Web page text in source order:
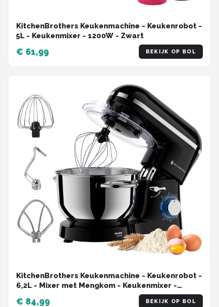
KitchenBrothers Keukenmachine - Keukenrobot -
5L - Keukenmixer - 1200W - Zwart
€ 61,99 BEKIJK OP BOL
KitchenBrothers Keukenmachine - Keukenrobot -
6,2L - Mixer met Mengkom - Keukenmixer -
€ 84,99 BEKIJK OP BOL